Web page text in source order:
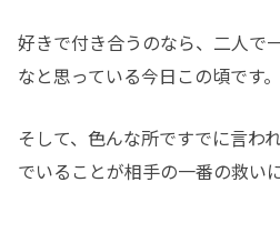
好きで付き合うのなら、二人で
なと思っている今日この頃です。
そして、色んな所ですでに言わ
でいることが相手の一番の救い